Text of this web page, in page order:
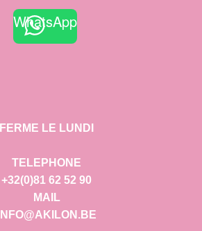
WhatsApp
FERME LE LUNDI
TELEPHONE
+32(0)81 62 52 90
MAIL
INFO@AKILON.BE